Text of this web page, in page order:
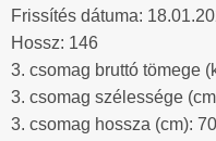
Frissítés dátuma:
Hossz: 146
3. csomag bruttó tömege
3. csomag szélessége
3. csomag hossza (cm): 70